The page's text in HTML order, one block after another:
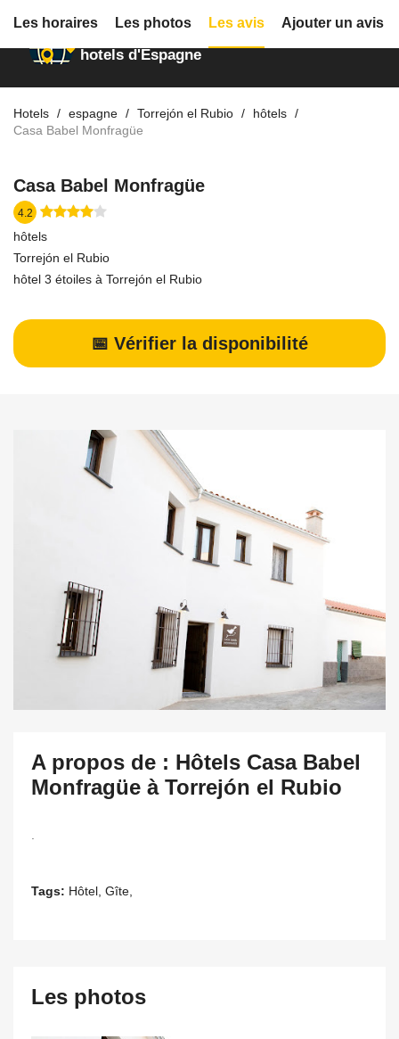
Annuaire des
hotels d'Espagne
Hotels espagne Torrejón el Rubio
hôtels
Casa Babel Monfragüe
Casa Babel Monfragüe
4.2
hôtels
Torrejón el Rubio
hôtel 3 étoiles à Torrejón el Rubio
📅 Vérifier la disponibilité
Les horaires Les photos Les avis Ajouter un avis
A propos de : Hôtels Casa Babel
Monfragüe à Torrejón el Rubio
Tags: Hôtel, Gîte,
Les photos